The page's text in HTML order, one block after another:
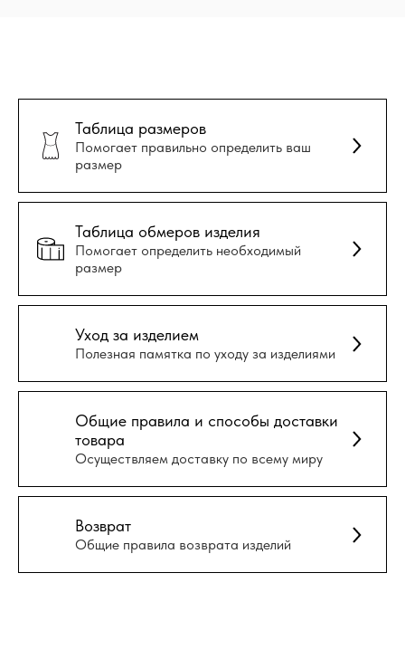
Таблица размеров
Помогает правильно определить ваш
размер
Таблица обмеров изделия
Помогает определить необходимый
размер
Уход за изделием
Полезная памятка по уходу за изделиями
Общие правила и способы доставки
товара
Осуществляем доставку по всему миру
Возврат
Общие правила возврата изделий